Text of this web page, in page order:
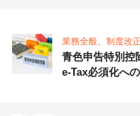
業務全般、制度改正
青色申告特別控
e-Tax必須化へ